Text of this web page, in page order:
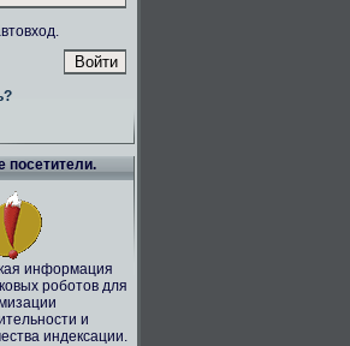
посетители.
информация
роботов для
и
индексации.